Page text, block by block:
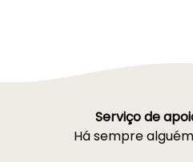
Serviço de
Há sempre